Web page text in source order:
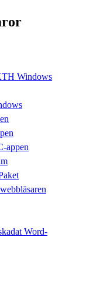
Windows
appen
Word-